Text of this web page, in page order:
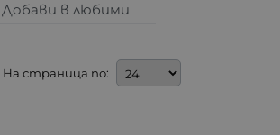
Добави в любими
На страница по: